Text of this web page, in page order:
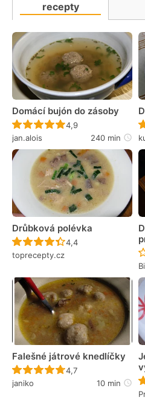
recepty
Domácí bujón do zásoby
Recept ještě nebyl
4,9
jan.alois
240 min
Drůbková polévka
Recept ještě nebyl
4,4
toprecepty.cz
Falešné játrové knedlíčky
Recept ještě nebyl
4,7
janiko
10 min